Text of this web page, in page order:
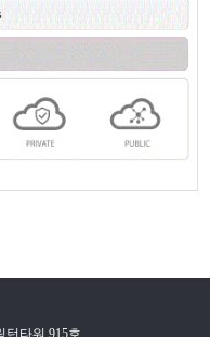
턴타워 915호